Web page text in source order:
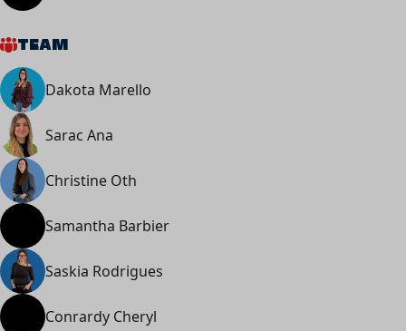
TEAM
Dakota Marello
Sarac Ana
Christine Oth
Samantha Barbier
Saskia Rodrigues
Conrardy Cheryl